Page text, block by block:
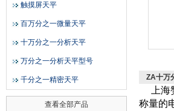
触摸屏天平
百万分之一微量天平
十万分之一分析天平
万分之一分析天平型号
千分之一精密天平
查看全部产品
ZA十万
上
称量的